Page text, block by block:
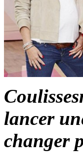
lancer
changer